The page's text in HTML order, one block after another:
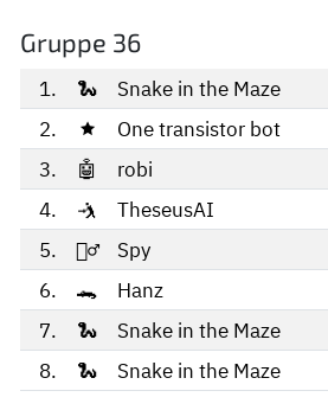
Gruppe 36
1. 🐍 Snake in the Maze
2.
🟊 One transistor bot
3.
🤖 robi
4.
🤺 TheseusAI
5.
🕵️‍♂️ Spy
6.
🐊 Hanz
7.
🐍 Snake in the Maze
8.
🐍 Snake in the Maze